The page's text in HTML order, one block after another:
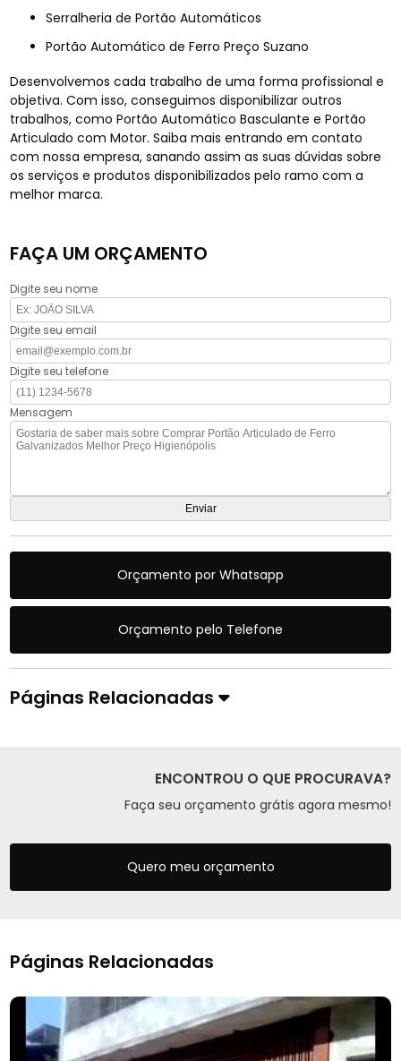
Serralheria de Portão Automáticos
Portão Automático de Ferro Preço Suzano
Desenvolvemos cada trabalho de uma forma profissional e
objetiva. Com isso, conseguimos disponibilizar outros
trabalhos, como Portão Automático Basculante e Portão
Articulado com Motor. Saiba mais entrando em contato
com nossa empresa, sanando assim as suas dúvidas sobre
os serviços e produtos disponibilizados pelo ramo com a
melhor marca.
FAÇA UM ORÇAMENTO
Digite seu nome
Digite seu email
Digite seu telefone
Mensagem
Orçamento por Whatsapp
Orçamento pelo Telefone
Páginas Relacionadas
ENCONTROU O QUE PROCURAVA?
Faça seu orçamento grátis agora mesmo!
Quero meu orçamento
Páginas Relacionadas